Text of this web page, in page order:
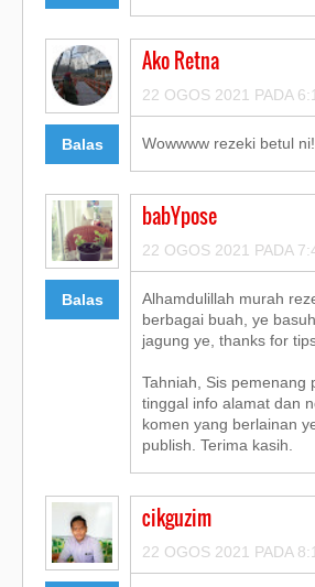
Balas
Ako Retna
22 OGOS 2021 PADA
Wowwww rezeki betul
Balas
babYpose
22 OGOS 2021 PADA
Alhamdulillah murah
berbagai buah, ye
jagung ye, thanks for
Tahniah, Sis pemenang
tinggal info alamat dan
komen yang berlainan
publish. Terima kasih.
cikguzim
22 OGOS 2021 PADA